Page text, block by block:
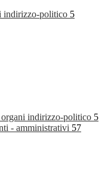
indirizzo-politico 5
indirizzo-politico 5
- amministrativi 57